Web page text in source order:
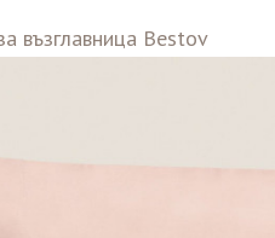
възглавница Bestov